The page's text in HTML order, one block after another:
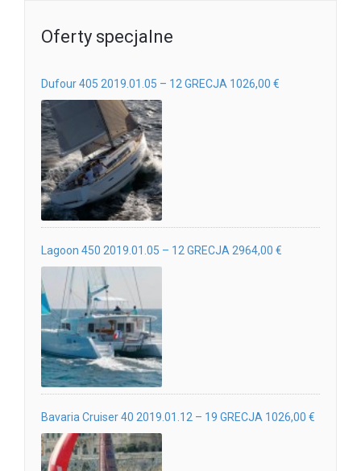
Oferty specjalne
Dufour 405 2019.01.05 – 12 GRECJA 1026,00 €
Lagoon 450 2019.01.05 – 12 GRECJA 2964,00 €
Bavaria Cruiser 40 2019.01.12 – 19 GRECJA 1026,00 €